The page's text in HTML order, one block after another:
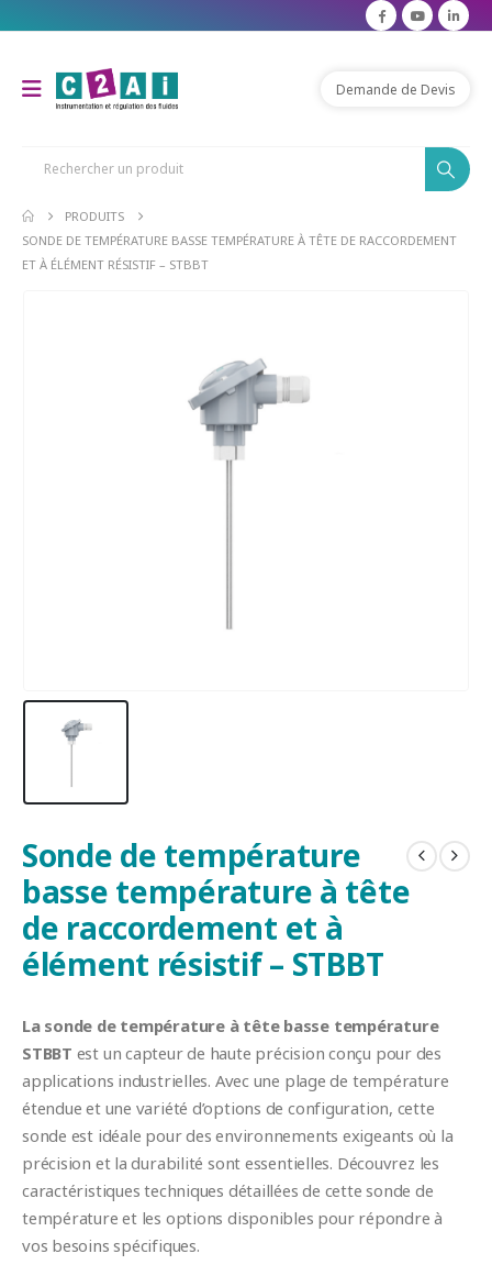
Demande de Devis
PRODUITS
SONDE DE TEMPÉRATURE BASSE TEMPÉRATURE À TÊTE DE RACCORDEMENT
ET À ÉLÉMENT RÉSISTIF – STBBT
Sonde de température
basse température à tête
de raccordement et à
élément résistif – STBBT
La sonde de température à tête basse température
STBBT est un capteur de haute précision conçu pour des
applications industrielles. Avec une plage de température
étendue et une variété d’options de configuration, cette
sonde est idéale pour des environnements exigeants où la
précision et la durabilité sont essentielles. Découvrez les
caractéristiques techniques détaillées de cette sonde de
température et les options disponibles pour répondre à
vos besoins spécifiques.